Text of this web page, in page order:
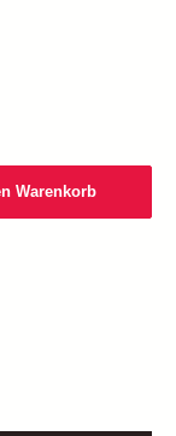
Schaltflächen um die
Warenkorb